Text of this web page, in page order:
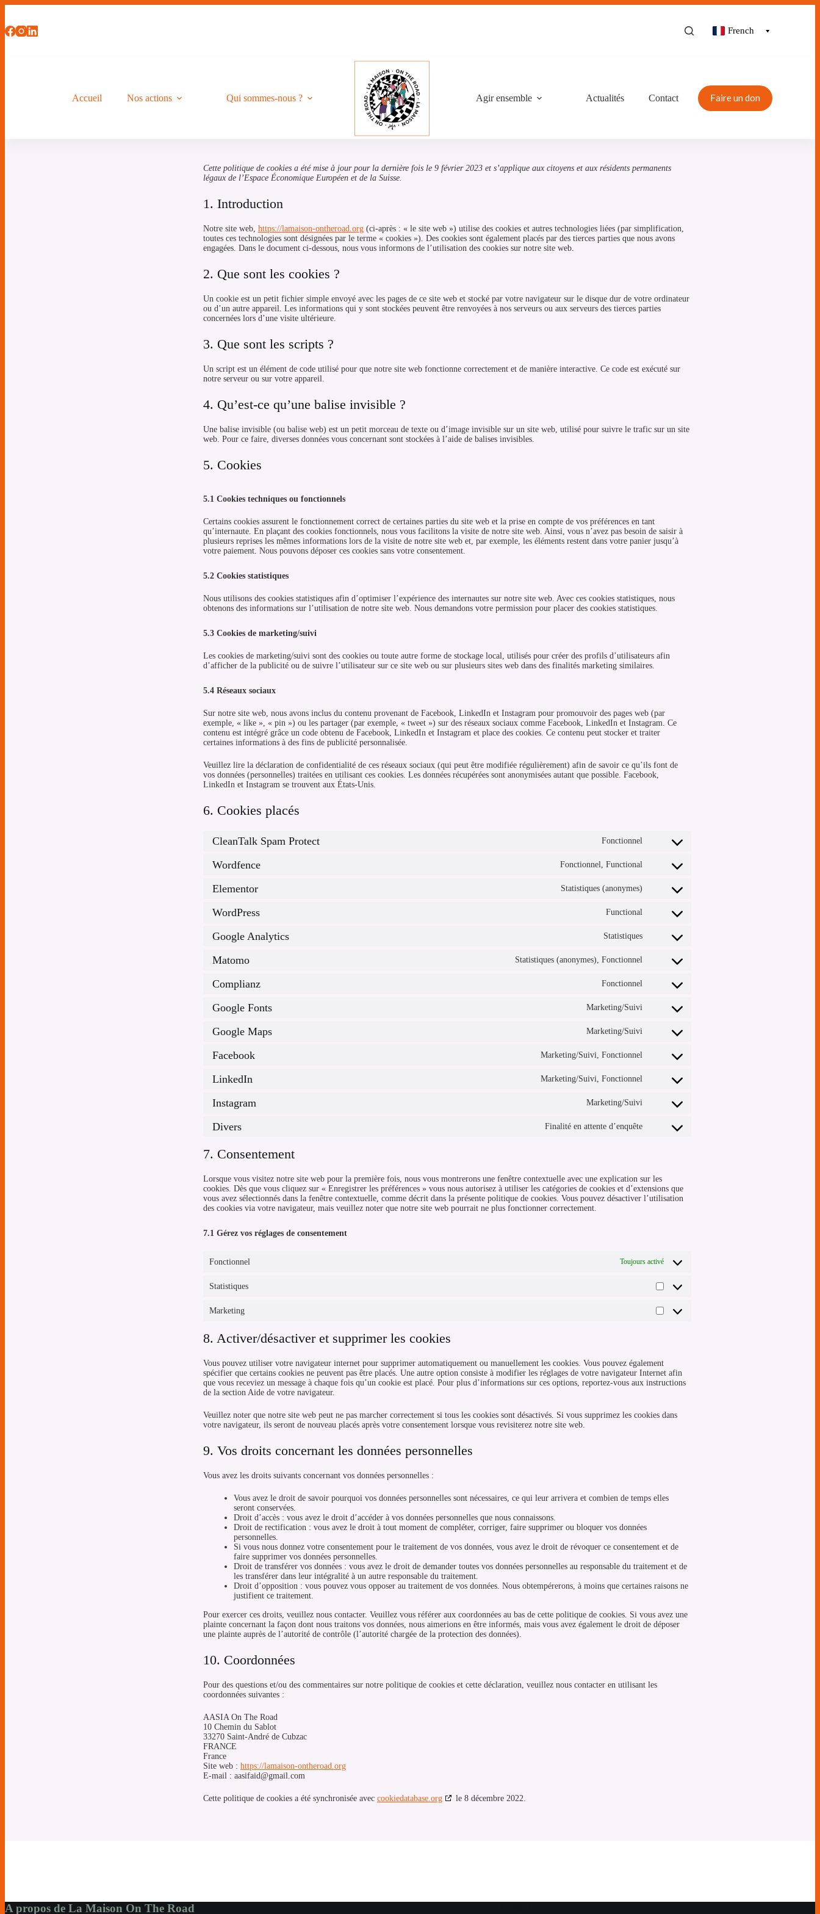
French
Accueil Nos actions Qui sommes-nous ? Agir ensemble Actualités Contact Faire un don
Cette politique de cookies a été mise à jour pour la dernière fois le 9 février 2023 et s’applique aux citoyens et aux résidents permanents
légaux de l’Espace Économique Européen et de la Suisse.
1. Introduction
Notre site web, https://lamaison-ontheroad.org (ci-après : « le site web ») utilise des cookies et autres technologies liées (par simplification,
toutes ces technologies sont désignées par le terme « cookies »). Des cookies sont également placés par des tierces parties que nous avons
engagées. Dans le document ci-dessous, nous vous informons de l’utilisation des cookies sur notre site web.
2. Que sont les cookies ?
Un cookie est un petit fichier simple envoyé avec les pages de ce site web et stocké par votre navigateur sur le disque dur de votre ordinateur
ou d’un autre appareil. Les informations qui y sont stockées peuvent être renvoyées à nos serveurs ou aux serveurs des tierces parties
concernées lors d’une visite ultérieure.
3. Que sont les scripts ?
Un script est un élément de code utilisé pour que notre site web fonctionne correctement et de manière interactive. Ce code est exécuté sur
notre serveur ou sur votre appareil.
4. Qu’est-ce qu’une balise invisible ?
Une balise invisible (ou balise web) est un petit morceau de texte ou d’image invisible sur un site web, utilisé pour suivre le trafic sur un site
web. Pour ce faire, diverses données vous concernant sont stockées à l’aide de balises invisibles.
5. Cookies
5.1 Cookies techniques ou fonctionnels
Certains cookies assurent le fonctionnement correct de certaines parties du site web et la prise en compte de vos préférences en tant
qu’internaute. En plaçant des cookies fonctionnels, nous vous facilitons la visite de notre site web. Ainsi, vous n’avez pas besoin de saisir à
plusieurs reprises les mêmes informations lors de la visite de notre site web et, par exemple, les éléments restent dans votre panier jusqu’à
votre paiement. Nous pouvons déposer ces cookies sans votre consentement.
5.2 Cookies statistiques
Nous utilisons des cookies statistiques afin d’optimiser l’expérience des internautes sur notre site web. Avec ces cookies statistiques, nous
obtenons des informations sur l’utilisation de notre site web. Nous demandons votre permission pour placer des cookies statistiques.
5.3 Cookies de marketing/suivi
Les cookies de marketing/suivi sont des cookies ou toute autre forme de stockage local, utilisés pour créer des profils d’utilisateurs afin
d’afficher de la publicité ou de suivre l’utilisateur sur ce site web ou sur plusieurs sites web dans des finalités marketing similaires.
5.4 Réseaux sociaux
Sur notre site web, nous avons inclus du contenu provenant de Facebook, LinkedIn et Instagram pour promouvoir des pages web (par
exemple, « like », « pin ») ou les partager (par exemple, « tweet ») sur des réseaux sociaux comme Facebook, LinkedIn et Instagram. Ce
contenu est intégré grâce un code obtenu de Facebook, LinkedIn et Instagram et place des cookies. Ce contenu peut stocker et traiter
certaines informations à des fins de publicité personnalisée.
Veuillez lire la déclaration de confidentialité de ces réseaux sociaux (qui peut être modifiée régulièrement) afin de savoir ce qu’ils font de
vos données (personnelles) traitées en utilisant ces cookies. Les données récupérées sont anonymisées autant que possible. Facebook,
LinkedIn et Instagram se trouvent aux États-Unis.
6. Cookies placés
CleanTalk Spam Protect Fonctionnel
Wordfence Fonctionnel, Functional
Elementor Statistiques (anonymes)
WordPress Functional
Google Analytics Statistiques
Matomo Statistiques (anonymes), Fonctionnel
Complianz Fonctionnel
Google Fonts Marketing/Suivi
Google Maps Marketing/Suivi
Facebook Marketing/Suivi, Fonctionnel
LinkedIn Marketing/Suivi, Fonctionnel
Instagram Marketing/Suivi
Divers Finalité en attente d’enquête
7. Consentement
Lorsque vous visitez notre site web pour la première fois, nous vous montrerons une fenêtre contextuelle avec une explication sur les
cookies. Dès que vous cliquez sur « Enregistrer les préférences » vous nous autorisez à utiliser les catégories de cookies et d’extensions que
vous avez sélectionnés dans la fenêtre contextuelle, comme décrit dans la présente politique de cookies. Vous pouvez désactiver l’utilisation
des cookies via votre navigateur, mais veuillez noter que notre site web pourrait ne plus fonctionner correctement.
7.1 Gérez vos réglages de consentement
Fonctionnel Toujours activé
Statistiques
Marketing
8. Activer/désactiver et supprimer les cookies
Vous pouvez utiliser votre navigateur internet pour supprimer automatiquement ou manuellement les cookies. Vous pouvez également
spécifier que certains cookies ne peuvent pas être placés. Une autre option consiste à modifier les réglages de votre navigateur Internet afin
que vous receviez un message à chaque fois qu’un cookie est placé. Pour plus d’informations sur ces options, reportez-vous aux instructions
de la section Aide de votre navigateur.
Veuillez noter que notre site web peut ne pas marcher correctement si tous les cookies sont désactivés. Si vous supprimez les cookies dans
votre navigateur, ils seront de nouveau placés après votre consentement lorsque vous revisiterez notre site web.
9. Vos droits concernant les données personnelles
Vous avez les droits suivants concernant vos données personnelles :
Vous avez le droit de savoir pourquoi vos données personnelles sont nécessaires, ce qui leur arrivera et combien de temps elles
seront conservées.
Droit d’accès : vous avez le droit d’accéder à vos données personnelles que nous connaissons.
Droit de rectification : vous avez le droit à tout moment de compléter, corriger, faire supprimer ou bloquer vos données
personnelles.
Si vous nous donnez votre consentement pour le traitement de vos données, vous avez le droit de révoquer ce consentement et de
faire supprimer vos données personnelles.
Droit de transférer vos données : vous avez le droit de demander toutes vos données personnelles au responsable du traitement et de
les transférer dans leur intégralité à un autre responsable du traitement.
Droit d’opposition : vous pouvez vous opposer au traitement de vos données. Nous obtempérerons, à moins que certaines raisons ne
justifient ce traitement.
Pour exercer ces droits, veuillez nous contacter. Veuillez vous référer aux coordonnées au bas de cette politique de cookies. Si vous avez une
plainte concernant la façon dont nous traitons vos données, nous aimerions en être informés, mais vous avez également le droit de déposer
une plainte auprès de l’autorité de contrôle (l’autorité chargée de la protection des données).
10. Coordonnées
Pour des questions et/ou des commentaires sur notre politique de cookies et cette déclaration, veuillez nous contacter en utilisant les
coordonnées suivantes :
AASIA On The Road
10 Chemin du Sablot
33270 Saint-André de Cubzac
FRANCE
France
Site web : https://lamaison-ontheroad.org
E-mail : aasifaid@gmail.com
Cette politique de cookies a été synchronisée avec cookiedatabase.org le 8 décembre 2022.
A propos de La Maison On The Road